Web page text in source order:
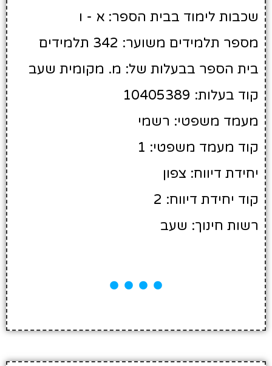
שכבות לימוד בבית הספר: א - ו
מספר תלמידים משוער: 342 תלמידים
בית הספר בבעלות של: מ. מקומית שעב
קוד בעלות: 10405389
מעמד משפטי: רשמי
קוד מעמד משפטי: 1
יחידת דיווח: צפון
קוד יחידת דיווח: 2
רשות חינוך: שעב